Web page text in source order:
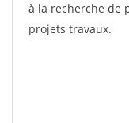
à la recherche de
projets travaux.